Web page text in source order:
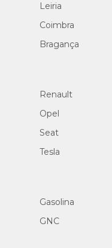
Leiria
Coimbra
Bragança
Renault
Opel
Seat
Tesla
Gasolina
GNC